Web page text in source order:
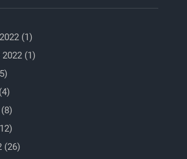
(1)
(1)
(26)